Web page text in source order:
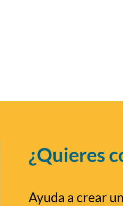
¿Quieres
Ayuda a crear